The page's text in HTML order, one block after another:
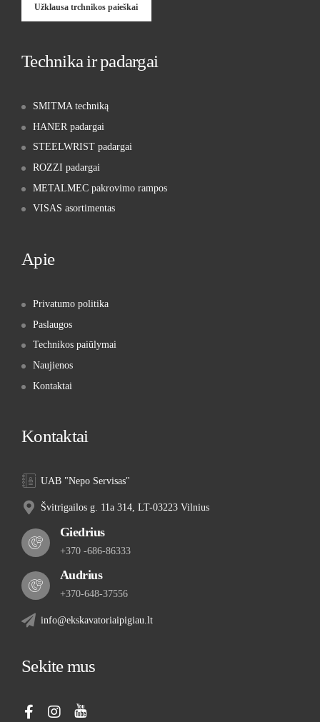
Užklausa trchnikos paieškai
Technika ir padargai
SMITMA techniką
HANER padargai
STEELWRIST padargai
ROZZI padargai
METALMEC pakrovimo rampos
VISAS asortimentas
Apie
Privatumo politika
Paslaugos
Technikos paiūlymai
Naujienos
Kontaktai
Kontaktai
UAB "Nepo Servisas"
Švitrigailos g. 11a 314, LT-03223 Vilnius
Giedrius
+370 -686-86333
Audrius
+370-648-37556
info@ekskavatoriaipigiau.lt
Sekite mus